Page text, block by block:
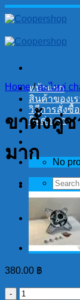
Skip
to
หน้าแรก
สินค้าของเร
วิธีการสั่งซื้อ
ติดต่อเรา
No
Search
for:
Cart
No
Home / อะไหล่
ขาตั้งคู่ช
มาก
380.00 ฿
ขา